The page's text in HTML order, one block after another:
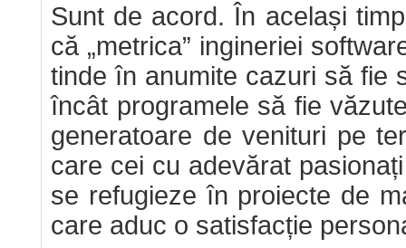
Sunt de acord. În același
că „metrica” ingineriei
tinde în anumite cazuri să fie
încât programele să fie
generatoare de venituri pe
care cei cu adevărat
se refugieze în proiecte de
care aduc o satisfacție